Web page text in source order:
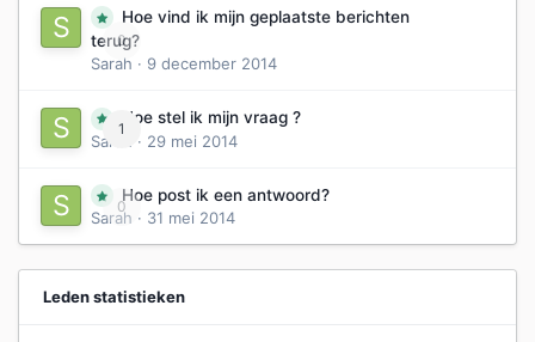
0
Hoe vind ik mijn geplaatste berichten
terug?
Sarah · 9 december 2014
1
Hoe stel ik mijn vraag ?
Sarah
· 29 mei 2014
0
Hoe post ik een antwoord?
Sarah · 31 mei 2014
Leden statistieken